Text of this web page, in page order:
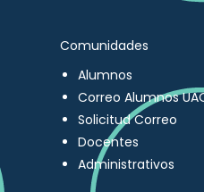
Comunidades
Alumnos
Correo Alumnos
Solicitud Correo
Docentes
Administrativos